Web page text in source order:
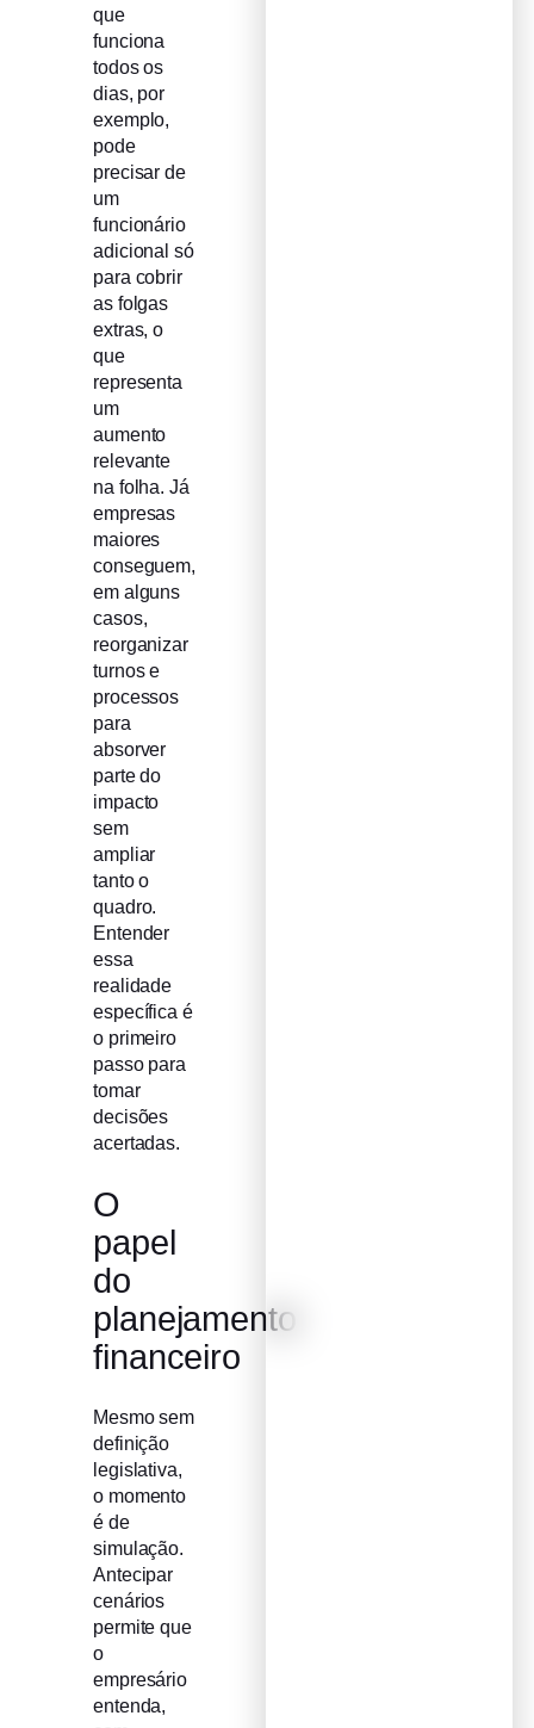
que
funciona
todos os
dias, por
exemplo,
pode
precisar de
um
funcionário
adicional só
para cobrir
as folgas
extras, o
que
representa
um
aumento
relevante
na folha. Já
empresas
maiores
conseguem,
em alguns
casos,
reorganizar
turnos e
processos
para
absorver
parte do
impacto
sem
ampliar
tanto o
quadro.
Entender
essa
realidade
específica é
o primeiro
passo para
tomar
decisões
acertadas.
O
papel
do
planejamento
financeiro
Mesmo sem
definição
legislativa,
o momento
é de
simulação.
Antecipar
cenários
permite que
o
empresário
entenda,